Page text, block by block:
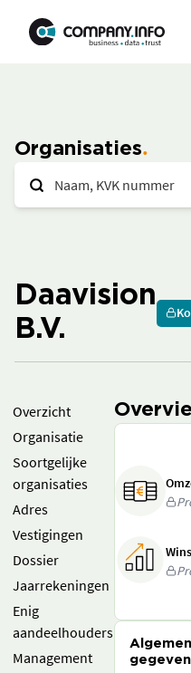
Organisaties
Daavision
B.V.
Overzicht
Organisatie
Soortgelijke
organisaties
Adres
Vestigingen
Dossier
Jaarrekeningen
Enig
aandeelhouders
Management